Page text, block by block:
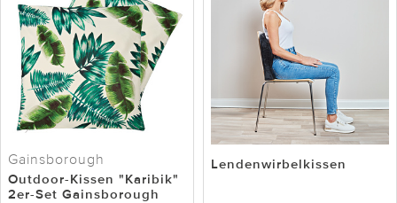
Gainsborough
Outdoor-Kissen "Karibik"
2er-Set Gainsborough
Lendenwirbelkissen